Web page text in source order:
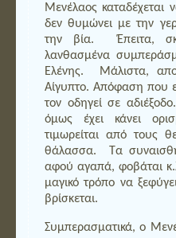
Μενέλαος καταδέχεται
δεν θυμώνει με την
την βία. Έπειτα,
λανθασμένα
Ελένης. Μάλιστα,
Αίγυπτο. Απόφαση που
τον οδηγεί σε
όμως έχει κάνει
τιμωρείται από τους
θάλασσα. Τα
αφού αγαπά, φοβάται
μαγικό τρόπο να
βρίσκεται.
Συμπερασματικά, ο